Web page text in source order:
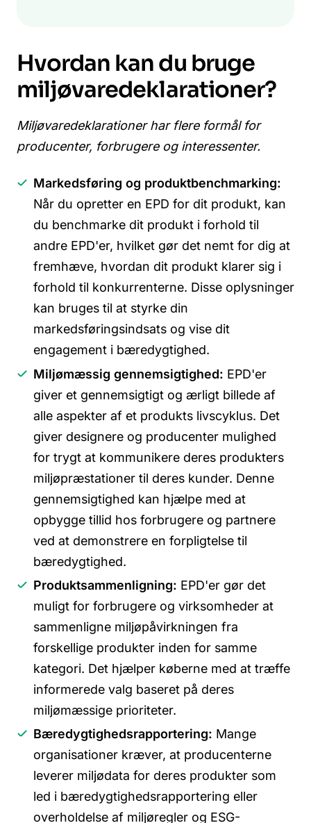
Hvordan kan du bruge
miljøvaredeklarationer?
Miljøvaredeklarationer har flere formål for
producenter, forbrugere og interessenter.
Markedsføring og produktbenchmarking:
Når du opretter en EPD for dit produkt, kan
du benchmarke dit produkt i forhold til
andre EPD'er, hvilket gør det nemt for dig at
fremhæve, hvordan dit produkt klarer sig i
forhold til konkurrenterne. Disse oplysninger
kan bruges til at styrke din
markedsføringsindsats og vise dit
engagement i bæredygtighed.
Miljømæssig gennemsigtighed: EPD'er
giver et gennemsigtigt og ærligt billede af
alle aspekter af et produkts livscyklus. Det
giver designere og producenter mulighed
for trygt at kommunikere deres produkters
miljøpræstationer til deres kunder. Denne
gennemsigtighed kan hjælpe med at
opbygge tillid hos forbrugere og partnere
ved at demonstrere en forpligtelse til
bæredygtighed.
Produktsammenligning: EPD'er gør det
muligt for forbrugere og virksomheder at
sammenligne miljøpåvirkningen fra
forskellige produkter inden for samme
kategori. Det hjælper køberne med at træffe
informerede valg baseret på deres
miljømæssige prioriteter.
Bæredygtighedsrapportering: Mange
organisationer kræver, at producenterne
leverer miljødata for deres produkter som
led i bæredygtighedsrapportering eller
overholdelse af miljøregler og ESG-